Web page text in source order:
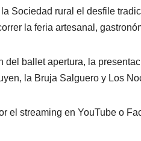
Sociedad rural el desfile
la feria artesanal,
ballet apertura, la
la Bruja Salguero y Los
el streaming en YouTube o